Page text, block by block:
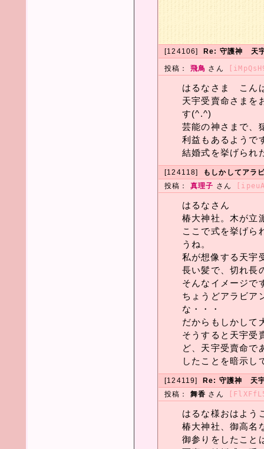
[124106] Re: 守護神 天
投稿： 飛鳥 さん
はるなさま こん
天宇受賣命さまを
す(^.^)
芸能の神さまで、
利益もあるようで
結婚式を挙げられ
[124118]
もしかしてアラ
投稿： 真理子 さん
はるなさん
椿大神社。木が立
ここで式を挙げら
うね。
私が想像する天宇
長い髪で、切れ長
そんなイメージで
ちょうどアラビア
な・・・
だからもしかして
そうすると天宇受
ど、天宇受賣命で
したことを暗示し
[124119]
Re: 守護神 天
投稿： 舞香 さん
はるな様おはよう
椿大神社、御高名
御参りをしたこと